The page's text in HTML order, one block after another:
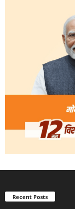
Recent Posts